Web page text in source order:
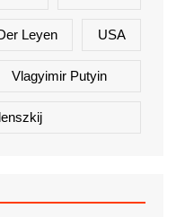
Leyen USA
Vlagyimir Putyin